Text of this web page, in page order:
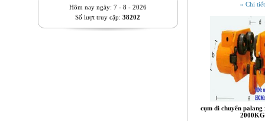
Hôm nay ngày: 7 - 8 - 2026
Số lượt truy cập:38202
» Chi tiết
cụm di chuyển
2000KG